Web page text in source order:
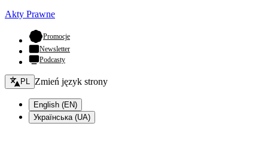
Akty Prawne
Promocje- otwiera się w nowej karcie
Newsletter
Podcasty
Zmień język - bieżący:
PL Zmień język strony
English (EN)
Українська (UA)